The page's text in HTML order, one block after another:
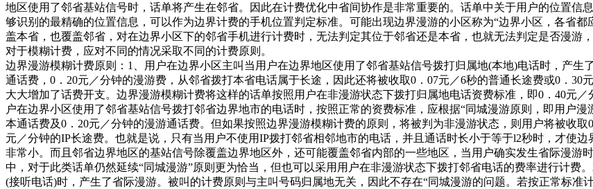
地区使用了邻省基站信号时，话单将产生在邻省。因此在计费优化中省间协作是非常重要的。话单中关于用户的位置
够识别的最精确的位置信息，可以作为边界计费的手机位置判定标准。可能出现边界漫游的小区称为“边界小区，各省
盖本省，也覆盖邻省，对在边界小区下的邻省手机进行计费时，无法判定其位于邻省还是本省，也就无法判定是否漫游
对于模糊计费，应对不同的情况采取不同的计费原则。
边界漫游模糊计费原则：1、用户在边界小区主叫当用户在边界地区使用了邻省基站信号拨打归属地(本地)电话时，产
通话费，0．20元／分钟的漫游费，从邻省拨打本省电话属于长途，因此还将被收取0．07元／6秒的普通长途费或0．
大大增加了话费开支。边界漫游模糊计费将这样的话单按照用户在非漫游状态下拨打归属地电话资费标准，即0．40元
户在边界小区使用了邻省基站信号拨打邻省边界地市的电话时，按照正常的资费标准，应根据“同城漫游原则，即用户
本通话费及0．20元／分钟的漫游通话费。但如果按照边界漫游模糊计费的原则，将被判为非漫游状态，则用户将被收
元／分钟的IP长途费。也就是说，只有当用户不使用IP拨打邻省相邻地市的电话，并且通话时长小于等于l2秒时，才使
非常小。而且邻省边界地区的基站信号除覆盖边界地区外，还可能覆盖邻省内部的一些地区，当用户确实发生省际漫游
中，对于此类话单仍然延续“同城漫游”原则更为恰当，但也可以采用用户在非漫游状态下拨打邻省电话的费率进行计费
(接听电话)时，产生了省际漫游。被叫的计费原则与主叫号码归属地无关，因此不存在“同城漫游的问题。若按正常标准